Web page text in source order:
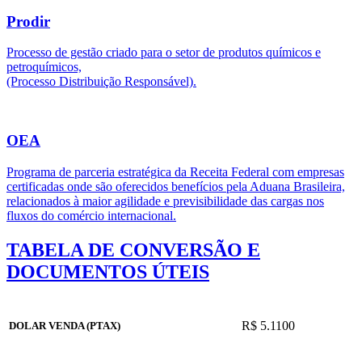
Prodir
Processo de gestão criado para o setor de produtos químicos e
petroquímicos,
(Processo Distribuição Responsável).
OEA
Programa de parceria estratégica da Receita Federal com empresas
certificadas onde são oferecidos benefícios pela Aduana Brasileira,
relacionados à maior agilidade e previsibilidade das cargas nos
fluxos do comércio internacional.
TABELA DE CONVERSÃO E
DOCUMENTOS ÚTEIS
DOLAR VENDA (PTAX) R$ 5.1100